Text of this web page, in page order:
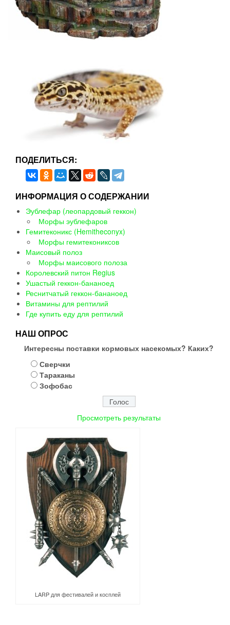
ПОДЕЛИТЬСЯ:
ИНФОРМАЦИЯ О СОДЕРЖАНИИ
Эублефар (леопардовый геккон)
Морфы эублефаров
Гемитеконикс (Hemitheconyx)
Морфы гемитекониксов
Маисовый полоз
Морфы маисового полоза
Королевский питон Regius
Ушастый геккон-бананоед
Реснитчатый геккон-бананоед
Витамины для рептилий
Где купить еду для рептилий
НАШ ОПРОС
Интересны поставки кормовых насекомых? Каких?
Сверчки
Тараканы
Зофобас
Просмотреть результаты
LARP для фестивалей и косплей